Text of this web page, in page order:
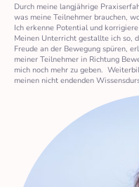
Durch meine langjährige
was meine Teilnehmer brauchen,
Ich erkenne Potential und
Meinen Unterricht gestallte ich so,
Freude an der Bewegung spüren,
meiner Teilnehmer in Richtung
mich noch mehr zu geben.
meinen nicht endenden